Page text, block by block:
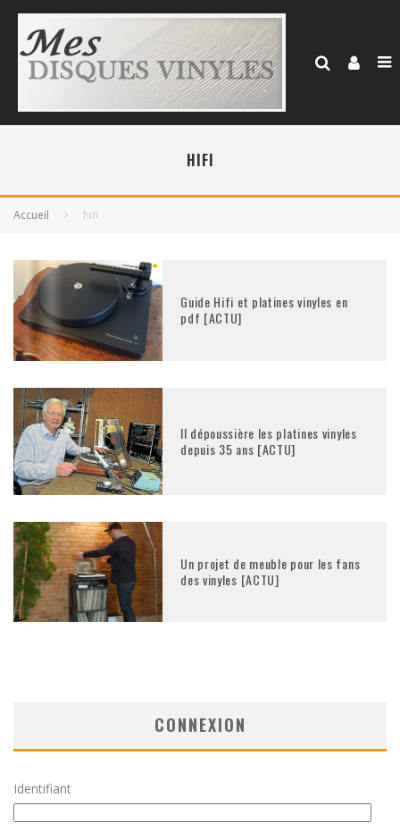
HIFI
Accueil hifi
Guide Hifi et platines vinyles en
pdf [ACTU]
Il dépoussière les platines vinyles
depuis 35 ans [ACTU]
Un projet de meuble pour les fans
des vinyles [ACTU]
CONNEXION
Identifiant